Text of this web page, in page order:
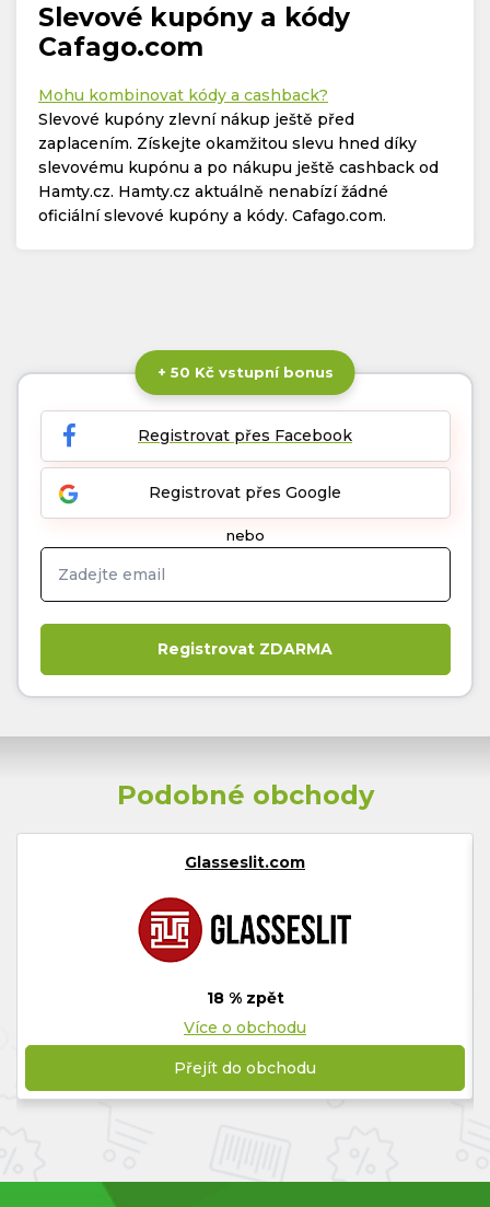
Slevové kupóny a kódy
Cafago.com
Mohu kombinovat kódy a cashback?
Slevové kupóny zlevní nákup ještě před
zaplacením. Získejte okamžitou slevu hned díky
slevovému kupónu a po nákupu ještě cashback od
Hamty.cz. Hamty.cz aktuálně nenabízí žádné
oficiální slevové kupóny a kódy. Cafago.com.
+ 50 Kč vstupní bonus
Registrovat přes Facebook
Registrovat přes Google
nebo
Podobné obchody
Glasseslit.com
18 % zpět
Více o obchodu
Přejít do obchodu